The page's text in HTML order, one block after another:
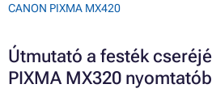
CANON PIXMA MX420
Útmutató a festék
PIXMA MX320